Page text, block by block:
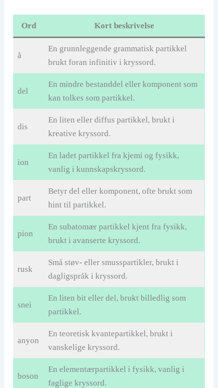
Ord Kort beskrivelse
å
En grunnleggende grammatisk partikkel
brukt foran infinitiv i kryssord.
del
En mindre bestanddel eller komponent som
kan tolkes som partikkel.
dis
En liten eller diffus partikkel, brukt i
kreative kryssord.
ion
En ladet partikkel fra kjemi og fysikk,
vanlig i kunnskapskryssord.
part
Betyr del eller komponent, ofte brukt som
hint til partikkel.
pion
En subatomær partikkel kjent fra fysikk,
brukt i avanserte kryssord.
rusk
Små støv- eller smusspartikler, brukt i
dagligspråk i kryssord.
snei
En liten bit eller del, brukt billedlig som
partikkel.
anyon
En teoretisk kvantepartikkel, brukt i
vanskelige kryssord.
boson
En elementærpartikkel i fysikk, vanlig i
faglige kryssord.